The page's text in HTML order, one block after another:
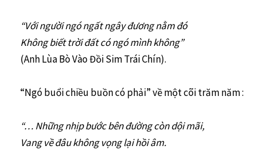
“Với người ngó ngất ngây đương nằm đó
Không biết trời đất có ngó mình không”
(Anh Lùa Bò Vào Đồi Sim Trái Chín).
“Ngó buổi chiều buồn có phải” về một cõi trăm năm :
“… Những nhịp bước bên đường còn dội mãi,
Vang về đâu không vọng lại hồi âm.